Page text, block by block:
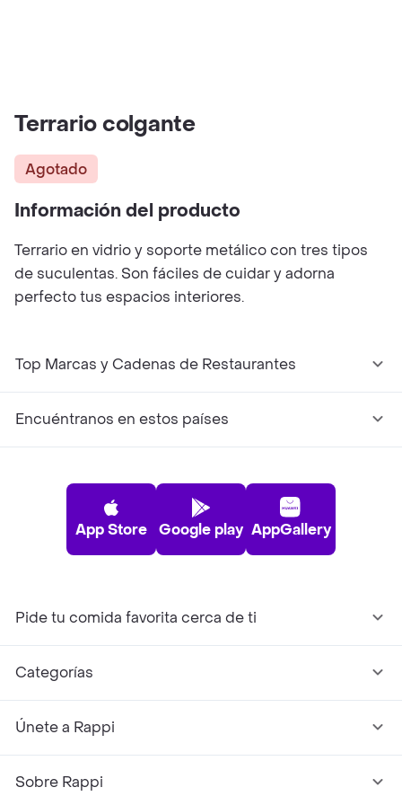
Terrario colgante
Agotado
Información del producto
Terrario en vidrio y soporte metálico con tres tipos
de suculentas. Son fáciles de cuidar y adorna
perfecto tus espacios interiores.
Top Marcas y Cadenas de Restaurantes
Encuéntranos en estos países
App Store Google play AppGallery
Pide tu comida favorita cerca de ti
Categorías
Únete a Rappi
Sobre Rappi